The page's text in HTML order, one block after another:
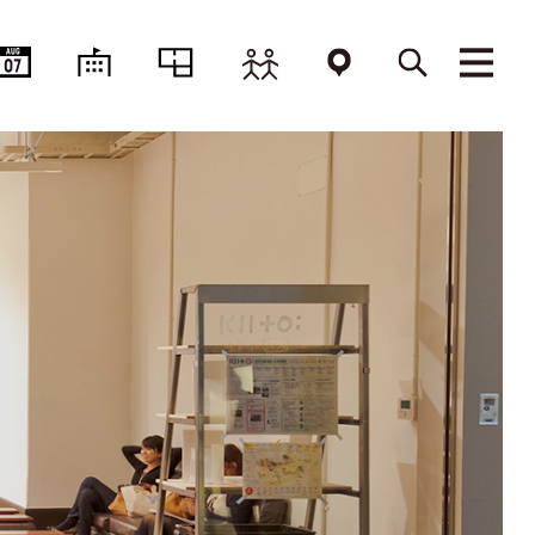
AUG
07